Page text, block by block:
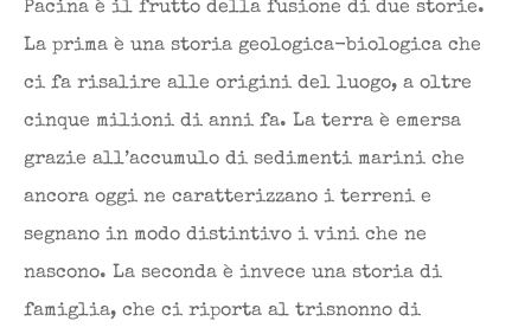
Pacina è il frutto della fusione di due storie.
La prima è una storia geologica-biologica che
ci fa risalire alle origini del luogo, a oltre
cinque milioni di anni fa. La terra è emersa
grazie all’accumulo di sedimenti marini che
ancora oggi ne caratterizzano i terreni e
segnano in modo distintivo i vini che ne
nascono. La seconda è invece una storia di
famiglia, che ci riporta al trisnonno di